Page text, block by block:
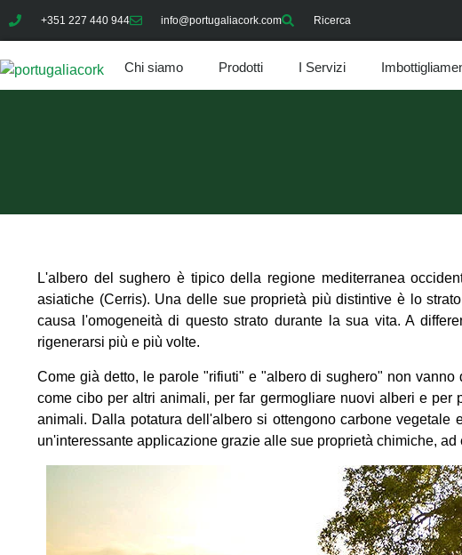
+351 227 440 944 info@portugaliacork.com Ricerca
Chi siamo Prodotti I Servizi
L'albero del sughero è tipico della regione mediterranea
asiatiche (Cerris). Una delle sue proprietà più distintive è lo
causa l'omogeneità di questo strato durante la sua vita. A
rigenerarsi più e più volte.
Come già detto, le parole "rifiuti" e "albero di sughero" non
come cibo per altri animali, per far germogliare nuovi alberi e
animali. Dalla potatura dell'albero si ottengono carbone
un'interessante applicazione grazie alle sue proprietà chimiche,